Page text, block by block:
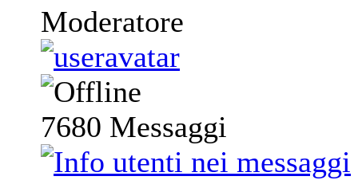
Moderatore
7680 Messaggi